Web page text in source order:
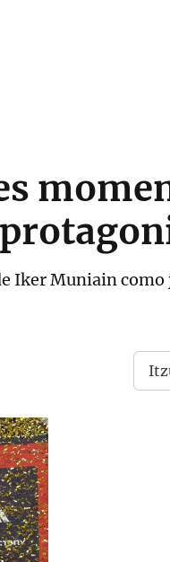
Iker Muniain